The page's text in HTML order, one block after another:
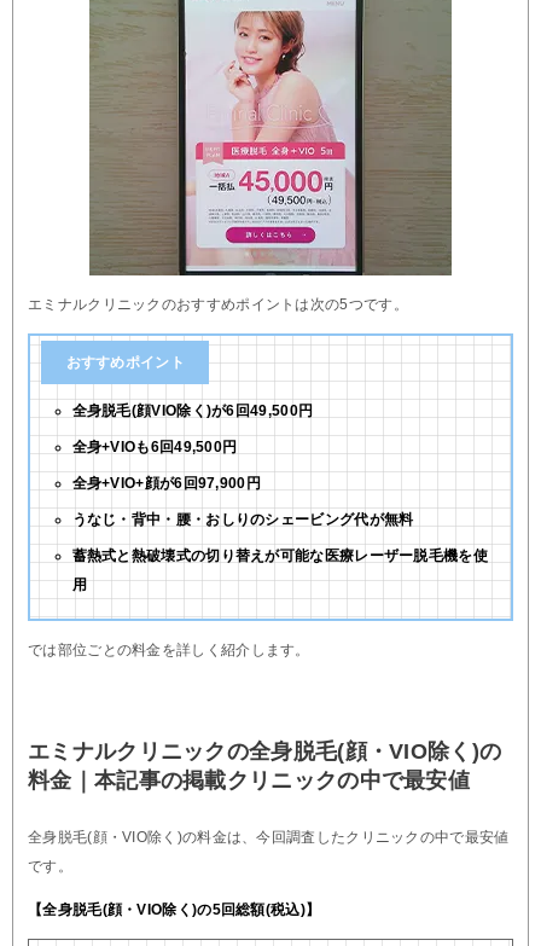
エミナルクリニックのおすすめポイントは次の5つです。
おすすめポイント
全身脱毛(顔VIO除く)が6回49,500円
全身+VIOも6回49,500円
全身+VIO+顔が6回97,900円
うなじ・背中・腰・おしりのシェービング代が無料
蓄熱式と熱破壊式の切り替えが可能な医療レーザー脱毛機を使
用
では部位ごとの料金を詳しく紹介します。
エミナルクリニックの全身脱毛(顔・VIO除く)の
料金｜本記事の掲載クリニックの中で最安値
全身脱毛(顔・VIO除く)の料金は、今回調査したクリニックの中で最安値
です。
【全身脱毛(顔・VIO除く)の5回総額(税込)】